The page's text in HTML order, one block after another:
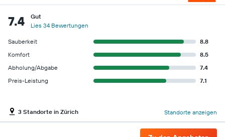
7.4
Gut
Lies 34 Bewertungen
Sauberkeit
8.8
Komfort
8.5
Abholung/Abgabe
7.4
Preis-Leistung
7.1
3 Standorte in Zürich Standorte anzeigen